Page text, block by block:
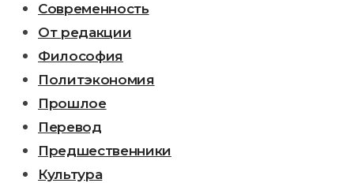
Современность
От редакции
Философия
Политэкономия
Прошлое
Перевод
Предшественники
Культура